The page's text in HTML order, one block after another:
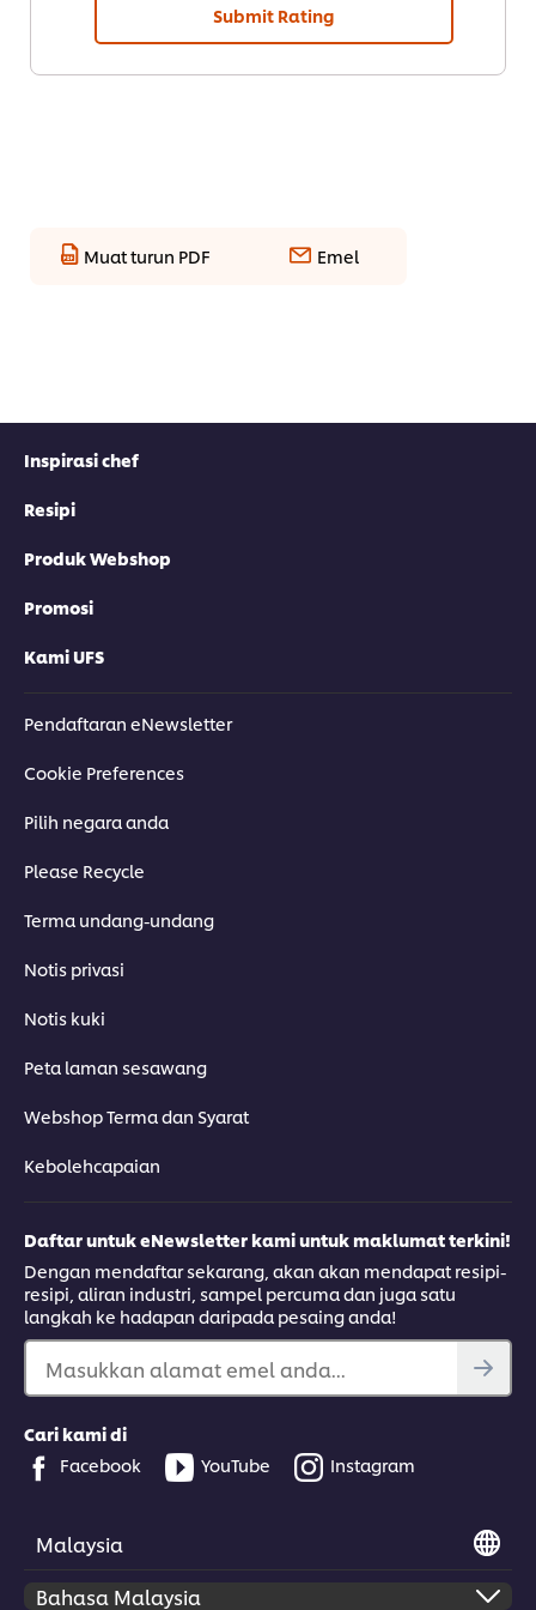
Submit Rating
Muat turun PDF Emel
Inspirasi chef
Resipi
Produk Webshop
Promosi
Kami UFS
Pendaftaran eNewsletter
Cookie Preferences
Pilih negara anda
Please Recycle
Terma undang-undang
Notis privasi
Notis kuki
Peta laman sesawang
Webshop Terma dan Syarat
Kebolehcapaian
Daftar untuk eNewsletter kami untuk maklumat terkini!
Dengan mendaftar sekarang, akan akan mendapat resipi-
resipi, aliran industri, sampel percuma dan juga satu
langkah ke hadapan daripada pesaing anda!
Masukkan alamat emel anda...
Cari kami di
Facebook
YouTube Instagram
Malaysia